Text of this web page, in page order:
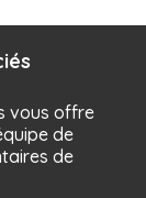
vous offre
de
de